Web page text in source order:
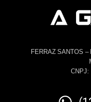
FERRAZ SANTOS
CNPJ: